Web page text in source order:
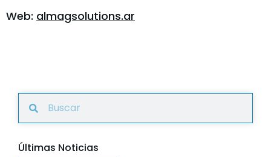
Web: almagsolutions.ar
Últimas Noticias